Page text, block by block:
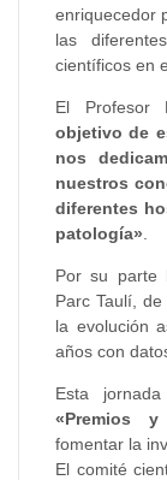
enriquecedor
las
científicos en
El Profesor
objetivo de
nos
nuestros
diferentes
patología»
Por su parte
Parc Taulí,
la evolución
años con
Esta
«Premios y
fomentar la
El comité